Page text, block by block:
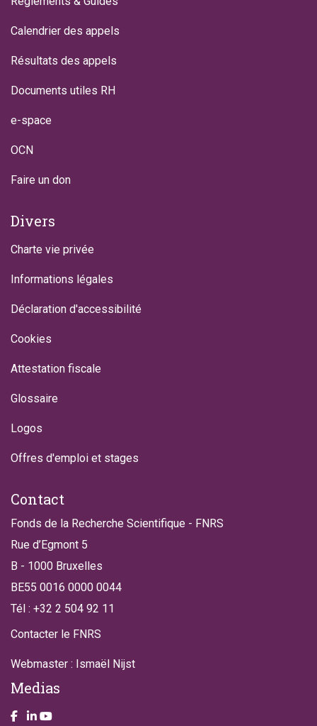
Calendrier des appels
Résultats des appels
Documents utiles RH
e-space
OCN
Faire un don
Divers
Charte vie privée
Informations légales
Déclaration d'accessibilité
Cookies
Attestation fiscale
Glossaire
Logos
Offres d'emploi et stages
Contact
Fonds de la Recherche Scientifique - FNRS
Rue d’Egmont 5
B - 1000 Bruxelles
BE55 0016 0000 0044
Tél : +32 2 504 92 11
Contacter le FNRS
Webmaster : Ismaël Nijst
Medias
Take a look on our facebook page
Take a look on our LinkendIn page